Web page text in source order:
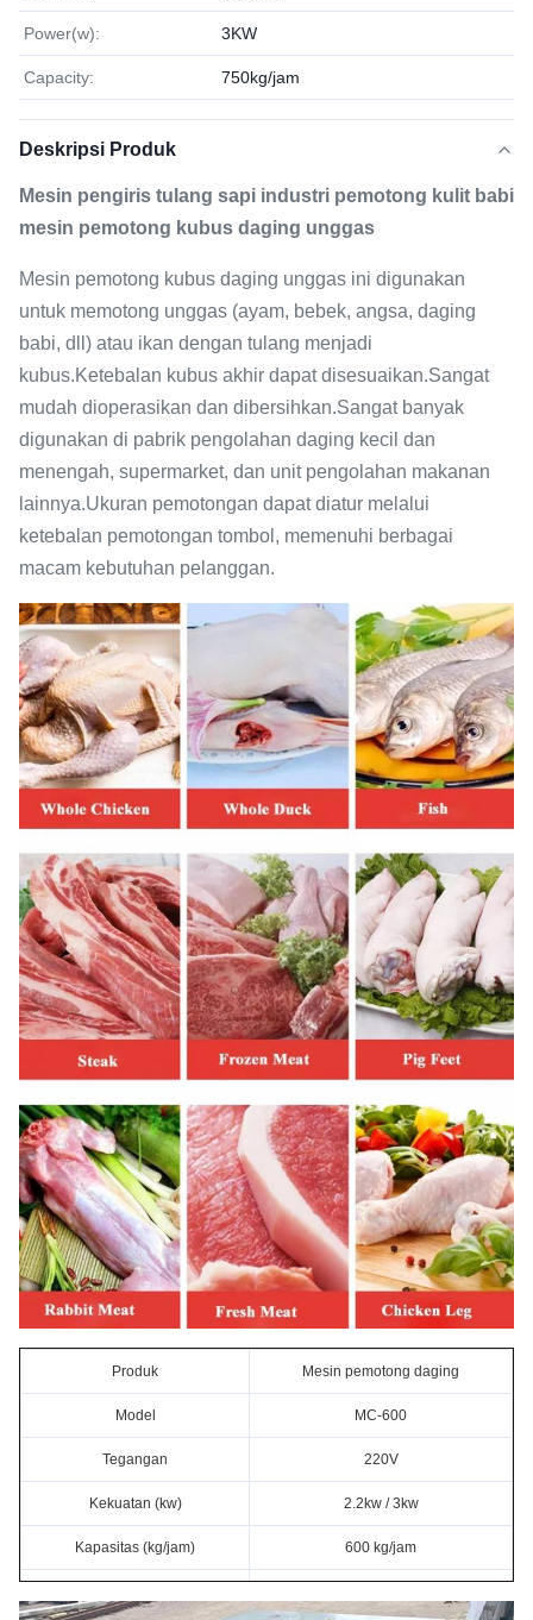
Power(w): 3KW
Capacity: 750kg/jam
Deskripsi Produk
Mesin pengiris tulang sapi industri pemotong kulit babi
mesin pemotong kubus daging unggas
Mesin pemotong kubus daging unggas ini digunakan
untuk memotong unggas (ayam, bebek, angsa, daging
babi, dll) atau ikan dengan tulang menjadi
kubus.Ketebalan kubus akhir dapat disesuaikan.Sangat
mudah dioperasikan dan dibersihkan.Sangat banyak
digunakan di pabrik pengolahan daging kecil dan
menengah, supermarket, dan unit pengolahan makanan
lainnya.Ukuran pemotongan dapat diatur melalui
ketebalan pemotongan tombol, memenuhi berbagai
macam kebutuhan pelanggan.
Produk Mesin pemotong daging
Model MC-600
Tegangan 220V
Kekuatan (kw) 2.2kw / 3kw
Kapasitas (kg/jam) 600 kg/jam